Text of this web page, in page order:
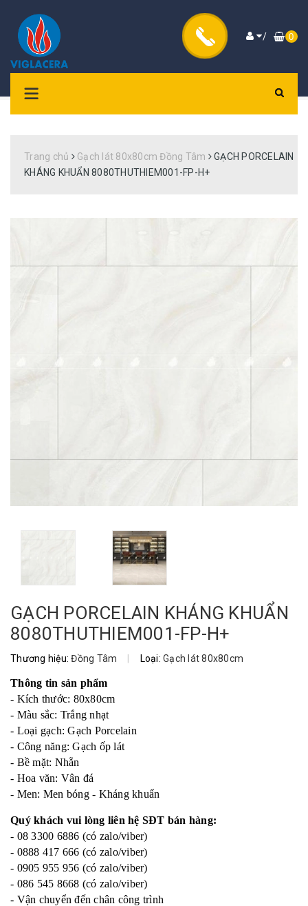
/ 0
Trang chủ Gạch lát 80x80cm Đồng Tâm
GẠCH PORCELAIN
KHÁNG KHUẨN 8080THUTHIEM001-FP-H+
GẠCH PORCELAIN KHÁNG KHUẨN
8080THUTHIEM001-FP-H+
Thương hiệu:Đồng Tâm | Loại: Gạch lát 80x80cm
Thông tin sản phẩm
- Kích thước: 80x80cm
- Màu sắc: Trắng nhạt
- Loại gạch: Gạch Porcelain
- Công năng: Gạch ốp lát
- Bề mặt: Nhẵn
- Hoa văn: Vân đá
- Men: Men bóng - Kháng khuẩn
Quý khách vui lòng liên hệ SĐT bán hàng:
- 08 3300 6886 (có zalo/viber)
- 0888 417 666 (có zalo/viber)
- 0905 955 956 (có zalo/viber)
- 086 545 8668 (có zalo/viber)
- Vận chuyển đến chân công trình